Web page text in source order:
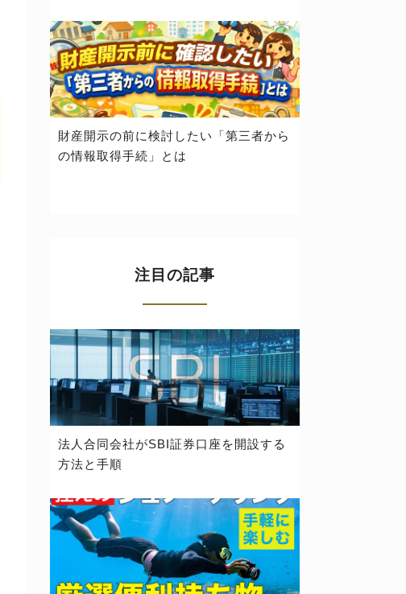
財産開示の前に検討したい「第三者から
の情報取得手続」とは
注目の記事
法人合同会社がSBI証券口座を開設する
方法と手順